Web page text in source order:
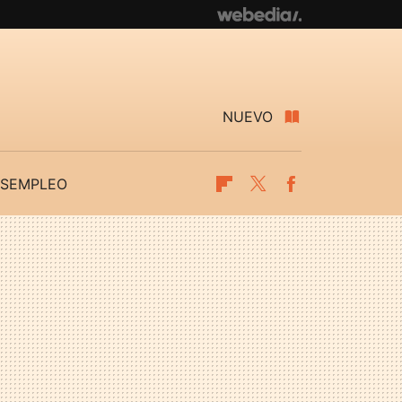
NUEVO
Flipboard
Twitter